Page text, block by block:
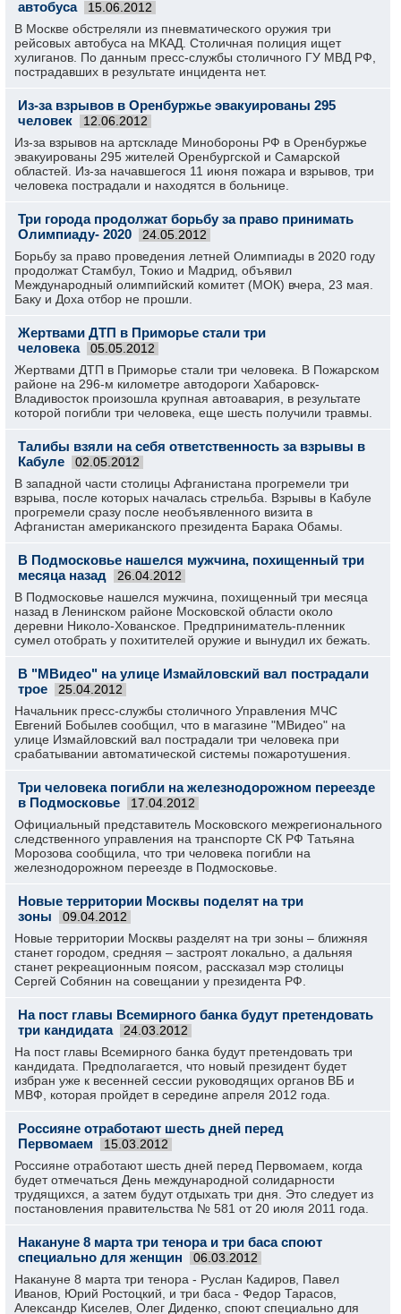
автобуса 15.06.2012
В Москве обстреляли из пневматического оружия три
рейсовых автобуса на МКАД. Столичная полиция ищет
хулиганов. По данным пресс-службы столичного ГУ МВД РФ,
пострадавших в результате инцидента нет.
Из-за взрывов в Оренбуржье эвакуированы 295
человек
12.06.2012
Из-за взрывов на артскладе Минобороны РФ в Оренбуржье
эвакуированы 295 жителей Оренбургской и Самарской
областей. Из-за начавшегося 11 июня пожара и взрывов, три
человека пострадали и находятся в больнице.
Три города продолжат борьбу за право принимать
Олимпиаду- 2020
24.05.2012
Борьбу за право проведения летней Олимпиады в 2020 году
продолжат Стамбул, Токио и Мадрид, объявил
Международный олимпийский комитет (МОК) вчера, 23 мая.
Баку и Доха отбор не прошли.
Жертвами ДТП в Приморье стали три
человека
05.05.2012
Жертвами ДТП в Приморье стали три человека. В Пожарском
районе на 296-м километре автодороги Хабаровск-
Владивосток произошла крупная автоавария, в результате
которой погибли три человека, еще шесть получили травмы.
Талибы взяли на себя ответственность за взрывы в
Кабуле
02.05.2012
В западной части столицы Афганистана прогремели три
взрыва, после которых началась стрельба. Взрывы в Кабуле
прогремели сразу после необъявленного визита в
Афганистан американского президента Барака Обамы.
В Подмосковье нашелся мужчина, похищенный три
месяца назад
26.04.2012
В Подмосковье нашелся мужчина, похищенный три месяца
назад в Ленинском районе Московской области около
деревни Николо-Хованское. Предприниматель-пленник
сумел отобрать у похитителей оружие и вынудил их бежать.
В "МВидео" на улице Измайловский вал пострадали
трое
25.04.2012
Начальник пресс-службы столичного Управления МЧС
Евгений Бобылев сообщил, что в магазине "МВидео" на
улице Измайловский вал пострадали три человека при
срабатывании автоматической системы пожаротушения.
Три человека погибли на железнодорожном переезде
в Подмосковье
17.04.2012
Официальный представитель Московского межрегионального
следственного управления на транспорте СК РФ Татьяна
Морозова сообщила, что три человека погибли на
железнодорожном переезде в Подмосковье.
Новые территории Москвы поделят на три
зоны
09.04.2012
Новые территории Москвы разделят на три зоны – ближняя
станет городом, средняя – застроят локально, а дальняя
станет рекреационным поясом, рассказал мэр столицы
Сергей Собянин на совещании у президента РФ.
На пост главы Всемирного банка будут претендовать
три кандидата
24.03.2012
На пост главы Всемирного банка будут претендовать три
кандидата. Предполагается, что новый президент будет
избран уже к весенней сессии руководящих органов ВБ и
МВФ, которая пройдет в середине апреля 2012 года.
Россияне отработают шесть дней перед
Первомаем
15.03.2012
Россияне отработают шесть дней перед Первомаем, когда
будет отмечаться День международной солидарности
трудящихся, а затем будут отдыхать три дня. Это следует из
постановления правительства № 581 от 20 июля 2011 года.
Накануне 8 марта три тенора и три баса споют
специально для женщин
06.03.2012
Накануне 8 марта три тенора - Руслан Кадиров, Павел
Иванов, Юрий Ростоцкий, и три баса - Федор Тарасов,
Александр Киселев, Олег Диденко, споют специально для